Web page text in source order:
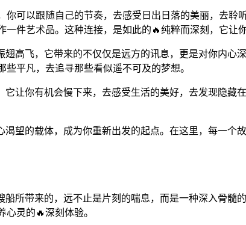
可以跟随自己的节奏，去感受日出日落的美丽，去
件艺术品。这种连接，是如此的🔥纯粹而深刻，它让
高飞，它带来的不仅仅是远方的讯息，更是对你内
平凡，去追寻那些看似遥不可及的梦想。
让你有机会慢下来，去感受生活的美好，去发现隐
望的载体，成为你重新出发的起点。在这里，每一个
所带来的，远不止是片刻的喘息，而是一种深入骨
灵的🔥深刻体验。